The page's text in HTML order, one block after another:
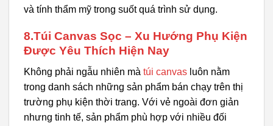
và tính thẩm mỹ trong suốt quá trình sử dụng.
8.Túi Canvas Sọc – Xu Hướng Phụ Kiện
Được Yêu Thích Hiện Nay
Không phải ngẫu nhiên mà túi canvas luôn nằm
trong danh sách những sản phẩm bán chạy trên thị
trường phụ kiện thời trang. Với vẻ ngoài đơn giản
nhưng tinh tế, sản phẩm phù hợp với nhiều đối